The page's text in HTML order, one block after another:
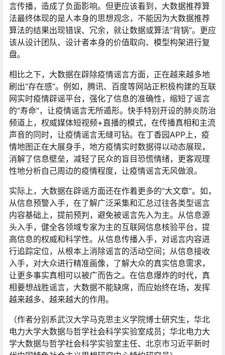
言传播，造成了负面影响。但更应该看到，大数据推荐算
法最终体现的是人本身的思想观念，不能因为大数据推荐
算法的结果出现错误、冗余，就让数据或算法“背锅”。更应
该从设计团队、设计者本身的价值取向、模型构架进行复
盘。
相比之下，大数据在辟除疫情谣言方面，正在越来越多地
刷出“存在感”。例如，腾讯、百度等网站正积极构建的互联
网实时疫情辟谣平台，强化了信息的准确性，缩短了谣言
的“寿命”，让疫情谣言无所遁形。快手特别开设的肺炎防治
频道上，权威媒体短视频+直播的模式，在传播真相和主流
声音的同时，让疫情谣言无缝可钻。在丁香园APP上，疫
情地图正在大展身手，地方疫情实时数据得以动态展现，
消解了信息壁垒，减轻了民众的盲目恐慌情绪，更客观理
性地分析自己周边的疫情程度，让疫情谣言无风做浪。
实际上，大数据在辟谣方面还在作着更多的“大文章”。如，
从信息预警入手，在了解广泛采集和汇总过往各类型谣言
内容基础上，提前预判，避免被谣言先入为主。从信息源
头入手，健全各领域专家为主的互联网信息核验平台，提
高信息的权威和科学性。从信息传播入手，对谣言内容进
行追踪定位，从根本上消除谣言的活动空间；从信息接收
入手，对大众进行精准画像，了解大众的真实信息需求，
让更多事实真相可以被广而告之。在信息爆炸的时代，真
相要想战胜谣言，大数据不能缺席，而应始终在场，发挥
越来越多、越来越大的作用。
（作者分别系武汉大学马克思主义学院博士研究生，华北
电力大学大数据与哲学社会科学实验室成员；华北电力大
学大数据与哲学社会科学实验室主任、北京市习近平新时